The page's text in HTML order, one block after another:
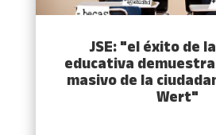
JSE: "el éxito de
educativa
masivo de la
Wert"